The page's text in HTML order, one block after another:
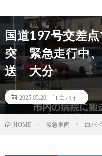
国道197号交差
突 緊急走行中
送 大分
2025.05.20 白バイ
HOME 緊急車両 白バイ